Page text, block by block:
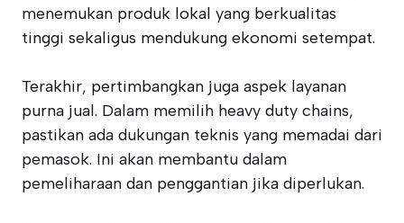
menemukan produk lokal yang berkualitas
tinggi sekaligus mendukung ekonomi setempat.
Terakhir, pertimbangkan juga aspek layanan
purna jual. Dalam memilih heavy duty chains,
pastikan ada dukungan teknis yang memadai dari
pemasok. Ini akan membantu dalam
pemeliharaan dan penggantian jika diperlukan.